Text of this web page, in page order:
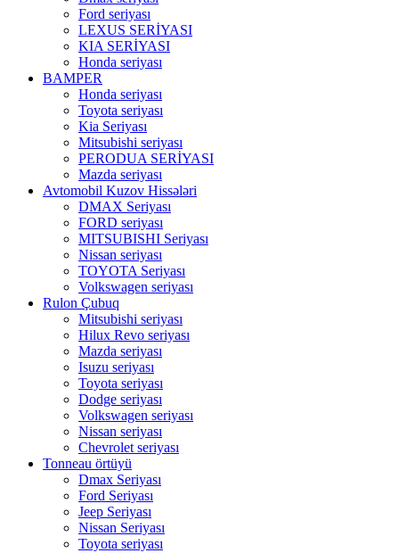
Ford seriyası
LEXUS SERİYASI
KIA SERİYASI
Honda seriyası
BAMPER
Honda seriyası
Toyota seriyası
Kia Seriyası
Mitsubishi seriyası
PERODUA SERİYASI
Mazda seriyası
Avtomobil Kuzov Hissələri
DMAX Seriyası
FORD seriyası
MITSUBISHI Seriyası
Nissan seriyası
TOYOTA Seriyası
Volkswagen seriyası
Rulon Çubuq
Mitsubishi seriyası
Hilux Revo seriyası
Mazda seriyası
Isuzu seriyası
Toyota seriyası
Dodge seriyası
Volkswagen seriyası
Nissan seriyası
Chevrolet seriyası
Tonneau örtüyü
Dmax Seriyası
Ford Seriyası
Jeep Seriyası
Nissan Seriyası
Toyota seriyası